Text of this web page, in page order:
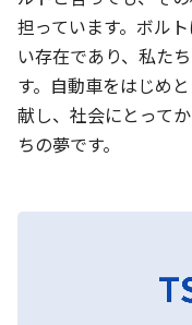
担っています。ボル
い存在であり、私た
す。自動車をはじめ
献し、社会にとって
ちの夢です。